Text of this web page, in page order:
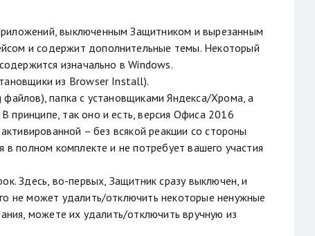
выключенным Защитником и вырезанным
и содержит дополнительные темы. Некоторый
изначально в Windows.
из Browser Install).
папка с установщиками Яндекса/Хрома, а
принципе, так оно и есть, версия Офиса 2016
– без всякой реакции со стороны
в полном комплекте и не потребует вашего участия
Здесь, во-первых, Защитник сразу выключен, и
не может удалить/отключить некоторые ненужные
можете их удалить/отключить вручную из